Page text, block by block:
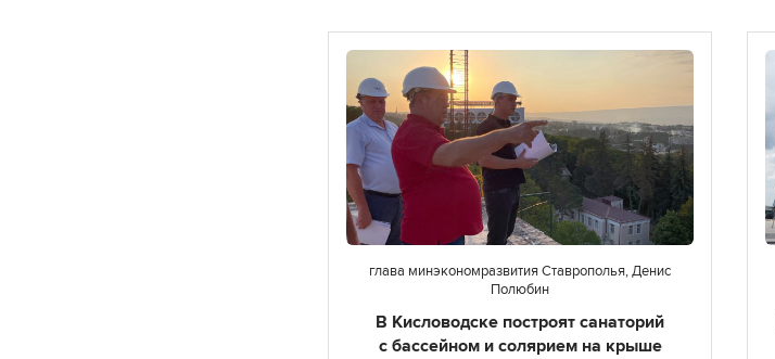
глава минэкономразвития Ставрополья, Денис
Полюбин
В Кисловодске построят санаторий
с бассейном и солярием на крыше